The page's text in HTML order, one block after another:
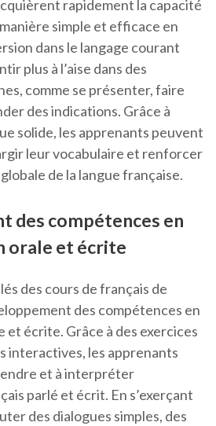
rapidement la capacité
simple et efficace en
dans le langage courant
plus à l’aise dans des
comme se présenter, faire
des indications. Grâce à
solide, les apprenants peuvent
leur vocabulaire et renforcer
de la langue française.
des compétences en
orale et écrite
des cours de français de
des compétences en
et écrite. Grâce à des exercices
interactives, les apprenants
et à interpréter
parlé et écrit. En s’exerçant
des dialogues simples, des